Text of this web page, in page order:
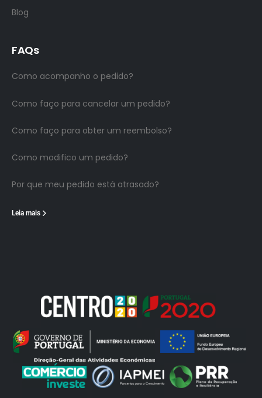
Blog
FAQs
Como acompanho o pedido?
Como faço para cancelar um pedido?
Como faço para obter um reembolso?
Como modifico um pedido?
Por que meu pedido está atrasado?
Leia mais